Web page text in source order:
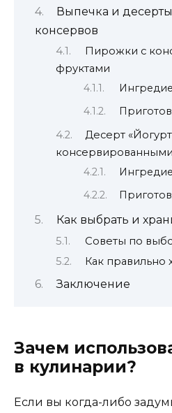
Выпечка и
консервов
Пирожки с
фруктами
Десерт
Как выбрать и
Советы по
Как правильно
Заключение
Зачем
в кулинарии?
Если вы когда-либо